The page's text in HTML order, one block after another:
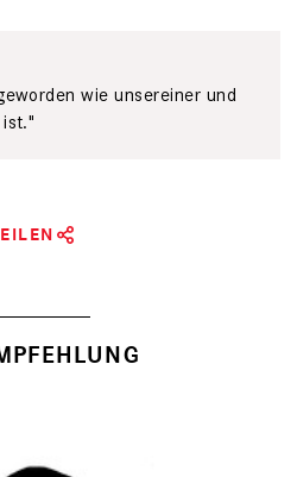
wie unsereiner und